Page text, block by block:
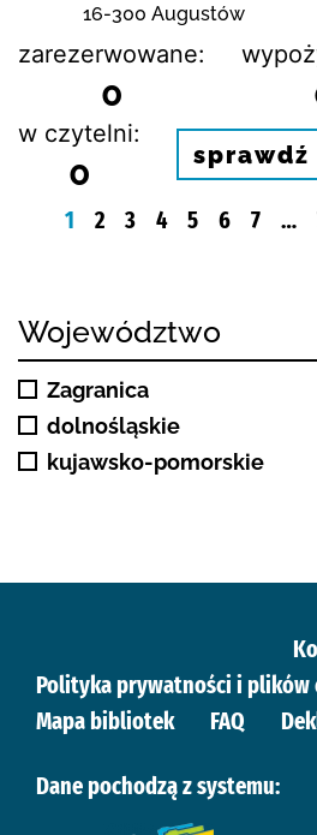
16-300 Augustów
zarezerwowane:
0
w czytelni:
0 sprawdź
1 2 3 4 5 6 7 …
Województwo
Zagranica
dolnośląskie
kujawsko-pomorskie
Polityka prywatności i plików
Mapa bibliotek
FAQ
Dane pochodzą z systemu: